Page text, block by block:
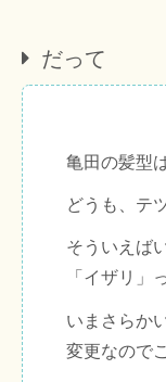
だって
亀田の髪型
どうも、テ
そういえば
「イザリ」
いまさらか
変更なので